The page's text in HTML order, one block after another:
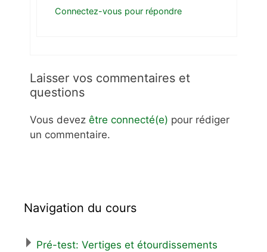
Connectez-vous pour répondre
Laisser vos commentaires et
questions
Vous devez être connecté(e) pour rédiger
un commentaire.
Navigation du cours
Pré-test: Vertiges et étourdissements